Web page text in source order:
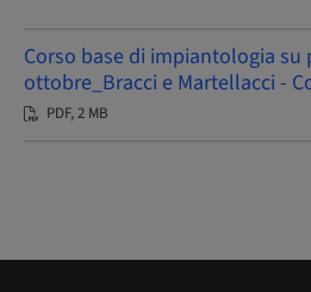
Corso base di impiantologia su
ottobre_Bracci e Martellacci -
PDF, 2 MB